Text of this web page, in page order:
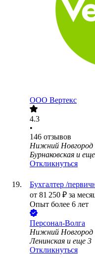
ООО Вертекс
4.3
•
146 отзывов
Нижний Новгород
Бурнаковская и еще
Откликнуться
Бухгалтер /
от 81 250 ₽ за
Опыт более 6 лет
Персонал-Волга
Нижний Новгород
Ленинская и еще 3
Откликнуться